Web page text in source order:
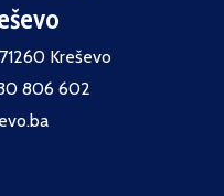
Kreševo
806 602